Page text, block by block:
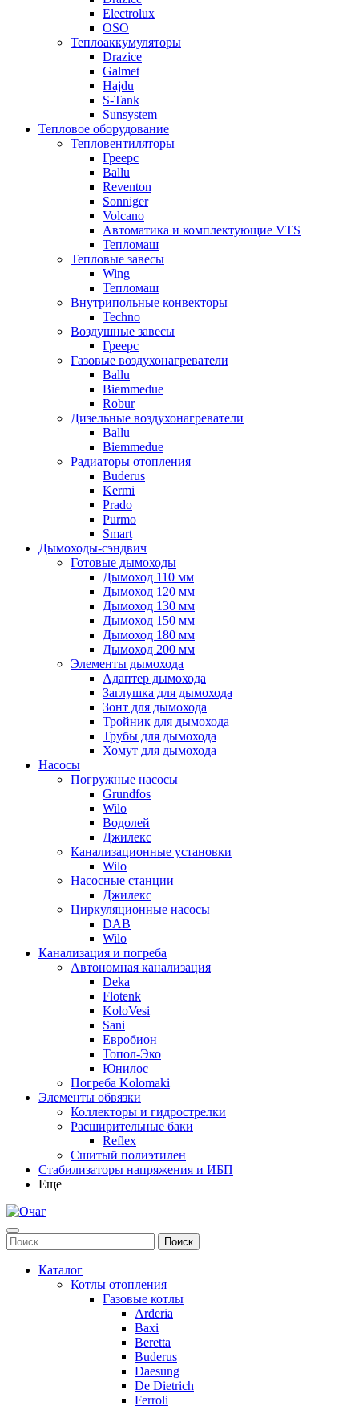
Electrolux
OSO
Теплоаккумуляторы
Drazice
Galmet
Hajdu
S-Tank
Sunsystem
Тепловое оборудование
Тепловентиляторы
Греерс
Ballu
Reventon
Sonniger
Volcano
Автоматика и комплектующие VTS
Тепломаш
Тепловые завесы
Wing
Тепломаш
Внутрипольные конвекторы
Techno
Воздушные завесы
Греерс
Газовые воздухонагреватели
Ballu
Biemmedue
Robur
Дизельные воздухонагреватели
Ballu
Biemmedue
Радиаторы отопления
Buderus
Kermi
Prado
Purmo
Smart
Дымоходы-сэндвич
Готовые дымоходы
Дымоход 110 мм
Дымоход 120 мм
Дымоход 130 мм
Дымоход 150 мм
Дымоход 180 мм
Дымоход 200 мм
Элементы дымохода
Адаптер дымохода
Заглушка для дымохода
Зонт для дымохода
Тройник для дымохода
Трубы для дымохода
Хомут для дымохода
Насосы
Погружные насосы
Grundfos
Wilo
Водолей
Джилекс
Канализационные установки
Wilo
Насосные станции
Джилекс
Циркуляционные насосы
DAB
Wilo
Канализация и погреба
Автономная канализация
Deka
Flotenk
KoloVesi
Sani
Евробион
Топол-Эко
Юнилос
Погреба Kolomaki
Элементы обвязки
Коллекторы и гидрострелки
Расширительные баки
Reflex
Сшитый полиэтилен
Стабилизаторы напряжения и ИБП
Еще
Каталог
Котлы отопления
Газовые котлы
Arderia
Baxi
Beretta
Buderus
Daesung
De Dietrich
Ferroli